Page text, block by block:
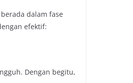
dalam fase
efektif:
Dengan begitu,